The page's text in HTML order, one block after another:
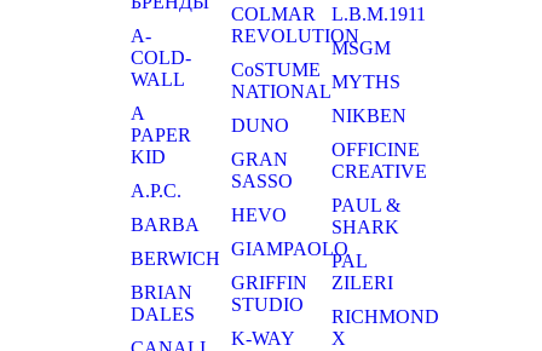
A-
COLD-
WALL
A
PAPER
KID
A.P.C.
BARBA
BERWICH
BRIAN
DALES
COLMAR
REVOLUTION
CoSTUME
NATIONAL
DUNO
GRAN
SASSO
HEVO
GIAMPAOLO
GRIFFIN
STUDIO
K-WAY
L.B.M.1911
MSGM
MYTHS
NIKBEN
OFFICINE
CREATIVE
PAUL &
SHARK
PAL
ZILERI
RICHMOND
X